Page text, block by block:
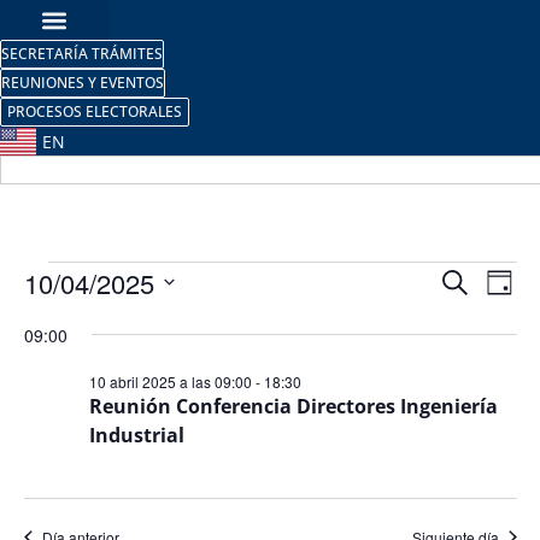
SECRETARÍA TRÁMITES
REUNIONES Y EVENTOS
PROCESOS ELECTORALES
EN
de
y
de
BuscarDía
10/04/2025
la
fecha.
09:00
Reunión Conferencia Directores Ingeniería
Industrial
10 abril 2025 a las 09:00 - 18:30